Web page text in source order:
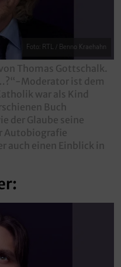
Foto: RTL / Benno Kraehahn
Thomas Gottschalk.
Moderator ist dem
war als Kind
Buch
der Glaube seine
Autobiografie
auch einen Einblick in